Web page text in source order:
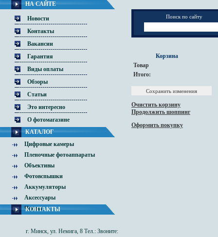
НА САЙТЕ
Новости
Контакты
Вакансии
Гарантия
Виды оплаты
Обзоры
Статьи
Это интересно
О фотомагазине
КАТАЛОГ
Цифровые камеры
Пленочные фотоаппараты
Объективы
Фотовспышки
Аккумуляторы
Аксессуары
Чехлы
КОНТАКТЫ
г. Минск, ул. Немига, 8 Тел.: Звоните:
Поиск по сайту
Корзина
Товар
Итого:
Очистить корзину
Продолжить шоппинг
Оформить покупку